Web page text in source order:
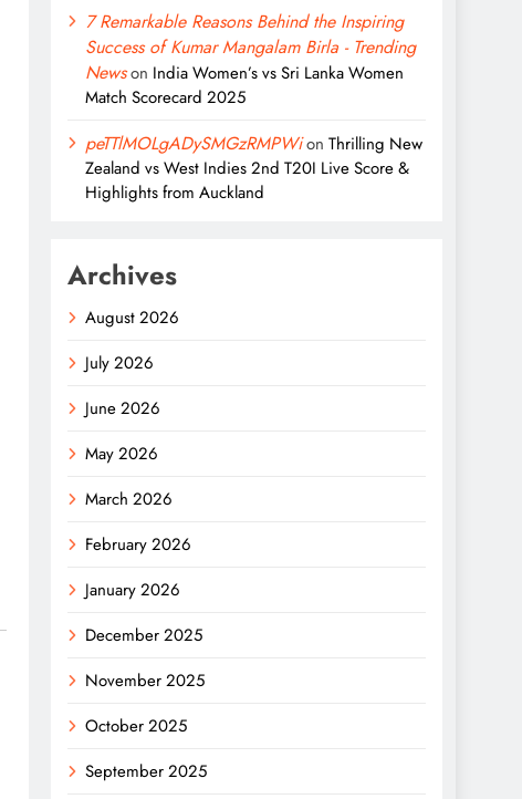
7 Remarkable Reasons Behind the Inspiring
Success of Kumar Mangalam Birla - Trending
Newson India Women’s vs Sri Lanka Women
Match Scorecard 2025
peTTlMOLgADySMGzRMPWion Thrilling New
Zealand vs West Indies 2nd T20I Live Score &
Highlights from Auckland
Archives
August 2026
July 2026
June 2026
May 2026
March 2026
February 2026
January 2026
December 2025
November 2025
October 2025
September 2025